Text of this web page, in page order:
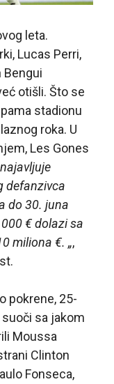
leta.
Lucas Perri,
Bengui
otišli. Što se
stadionu
roka. U
Les Gones
defanzivca
do 30. juna
€ dolazi sa
miliona €. „,
pokrene, 25-
sa jakom
Moussa
Clinton
Fonseca,